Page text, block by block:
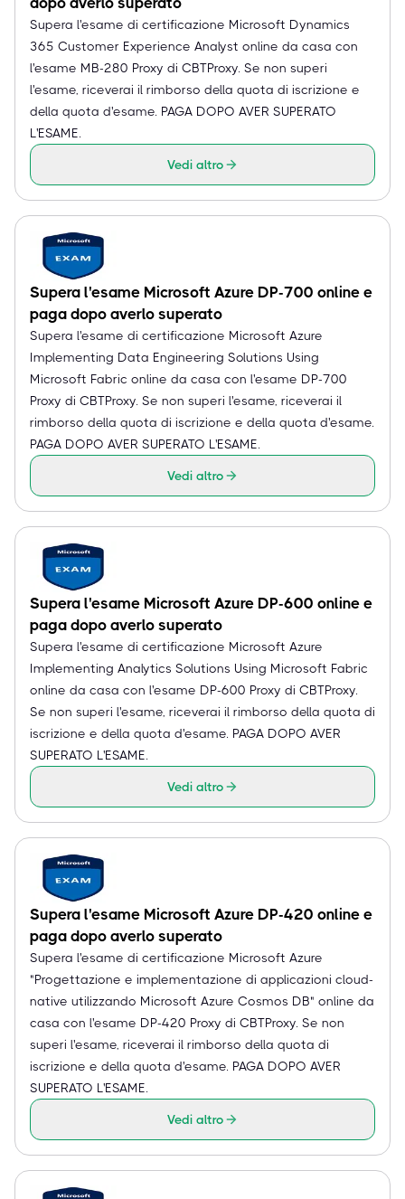
Supera l'esame di certificazione Microsoft Dynamics
365 Customer Experience Analyst online da casa con
l'esame MB-280 Proxy di CBTProxy. Se non superi
l'esame, riceverai il rimborso della quota di iscrizione e
della quota d'esame. PAGA DOPO AVER SUPERATO
L'ESAME.
Vedi altro
Supera l'esame Microsoft Azure DP-700 online e
paga dopo averlo superato
Supera l'esame di certificazione Microsoft Azure
Implementing Data Engineering Solutions Using
Microsoft Fabric online da casa con l'esame DP-700
Proxy di CBTProxy. Se non superi l'esame, riceverai il
rimborso della quota di iscrizione e della quota d'esame.
PAGA DOPO AVER SUPERATO L'ESAME.
Vedi altro
Supera l'esame Microsoft Azure DP-600 online e
paga dopo averlo superato
Supera l'esame di certificazione Microsoft Azure
Implementing Analytics Solutions Using Microsoft Fabric
online da casa con l'esame DP-600 Proxy di CBTProxy.
Se non superi l'esame, riceverai il rimborso della quota di
iscrizione e della quota d'esame. PAGA DOPO AVER
SUPERATO L'ESAME.
Vedi altro
Supera l'esame Microsoft Azure DP-420 online e
paga dopo averlo superato
Supera l'esame di certificazione Microsoft Azure
"Progettazione e implementazione di applicazioni cloud-
native utilizzando Microsoft Azure Cosmos DB" online da
casa con l'esame DP-420 Proxy di CBTProxy. Se non
superi l'esame, riceverai il rimborso della quota di
iscrizione e della quota d'esame. PAGA DOPO AVER
SUPERATO L'ESAME.
Vedi altro